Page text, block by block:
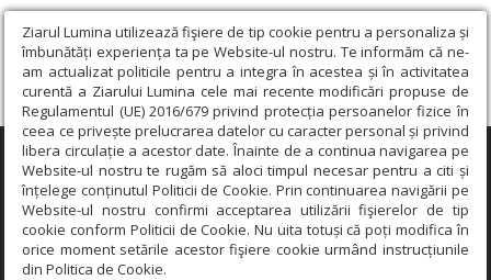
Ziarul Lumina utilizează fişiere de tip cookie pentru a personaliza și
îmbunătăți experiența ta pe Website-ul nostru. Te informăm că ne-
am actualizat politicile pentru a integra în acestea și în activitatea
curentă a Ziarului Lumina cele mai recente modificări propuse de
Regulamentul (UE) 2016/679 privind protecția persoanelor fizice în
ceea ce privește prelucrarea datelor cu caracter personal și privind
libera circulație a acestor date. Înainte de a continua navigarea pe
Website-ul nostru te rugăm să aloci timpul necesar pentru a citi și
înțelege conținutul Politicii de Cookie. Prin continuarea navigării pe
Website-ul nostru confirmi acceptarea utilizării fişierelor de tip
cookie conform Politicii de Cookie. Nu uita totuși că poți modifica în
orice moment setările acestor fişiere cookie urmând instrucțiunile
din Politica de Cookie.
×